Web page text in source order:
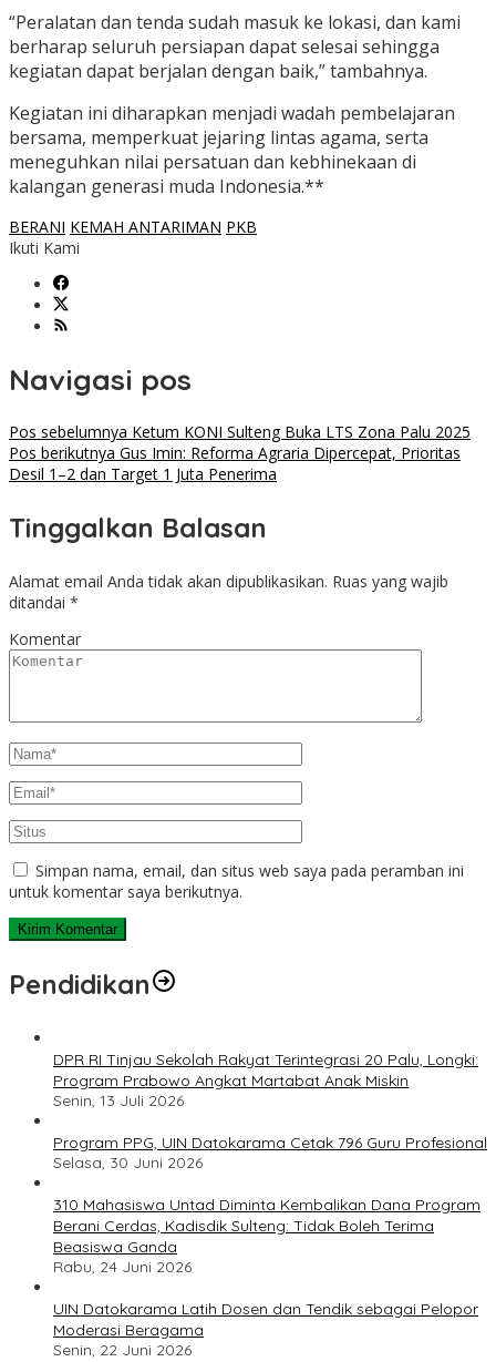
“Peralatan dan tenda sudah masuk ke lokasi, dan kami
berharap seluruh persiapan dapat selesai sehingga
kegiatan dapat berjalan dengan baik,” tambahnya.
Kegiatan ini diharapkan menjadi wadah pembelajaran
bersama, memperkuat jejaring lintas agama, serta
meneguhkan nilai persatuan dan kebhinekaan di
kalangan generasi muda Indonesia.**
BERANI KEMAH ANTARIMAN PKB
Ikuti Kami
Navigasi pos
Pos sebelumnya Ketum KONI Sulteng Buka LTS Zona Palu 2025
Pos berikutnya Gus Imin: Reforma Agraria Dipercepat, Prioritas
Desil 1–2 dan Target 1 Juta Penerima
Tinggalkan Balasan
Alamat email Anda tidak akan dipublikasikan. Ruas yang wajib
ditandai *
Komentar
Simpan nama, email, dan situs web saya pada peramban ini
untuk komentar saya berikutnya.
Pendidikan
DPR RI Tinjau Sekolah Rakyat Terintegrasi 20 Palu, Longki:
Program Prabowo Angkat Martabat Anak Miskin
Senin, 13 Juli 2026
Program PPG, UIN Datokarama Cetak 796 Guru Profesional
Selasa, 30 Juni 2026
310 Mahasiswa Untad Diminta Kembalikan Dana Program
Berani Cerdas, Kadisdik Sulteng: Tidak Boleh Terima
Beasiswa Ganda
Rabu, 24 Juni 2026
UIN Datokarama Latih Dosen dan Tendik sebagai Pelopor
Moderasi Beragama
Senin, 22 Juni 2026